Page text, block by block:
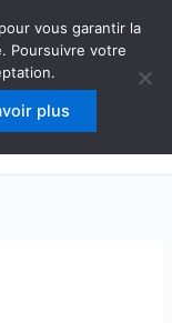
vous garantir la
Poursuivre votre
plus